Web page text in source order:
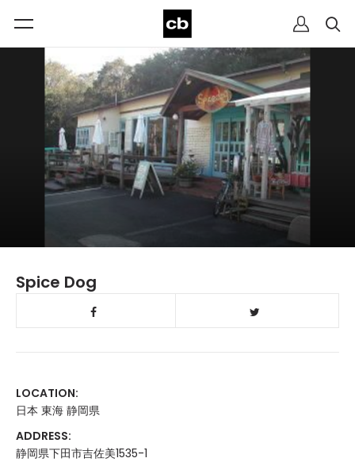
Spice Dog
LOCATION:
日本 東海 静岡県
ADDRESS:
静岡県下田市吉佐美1535-1